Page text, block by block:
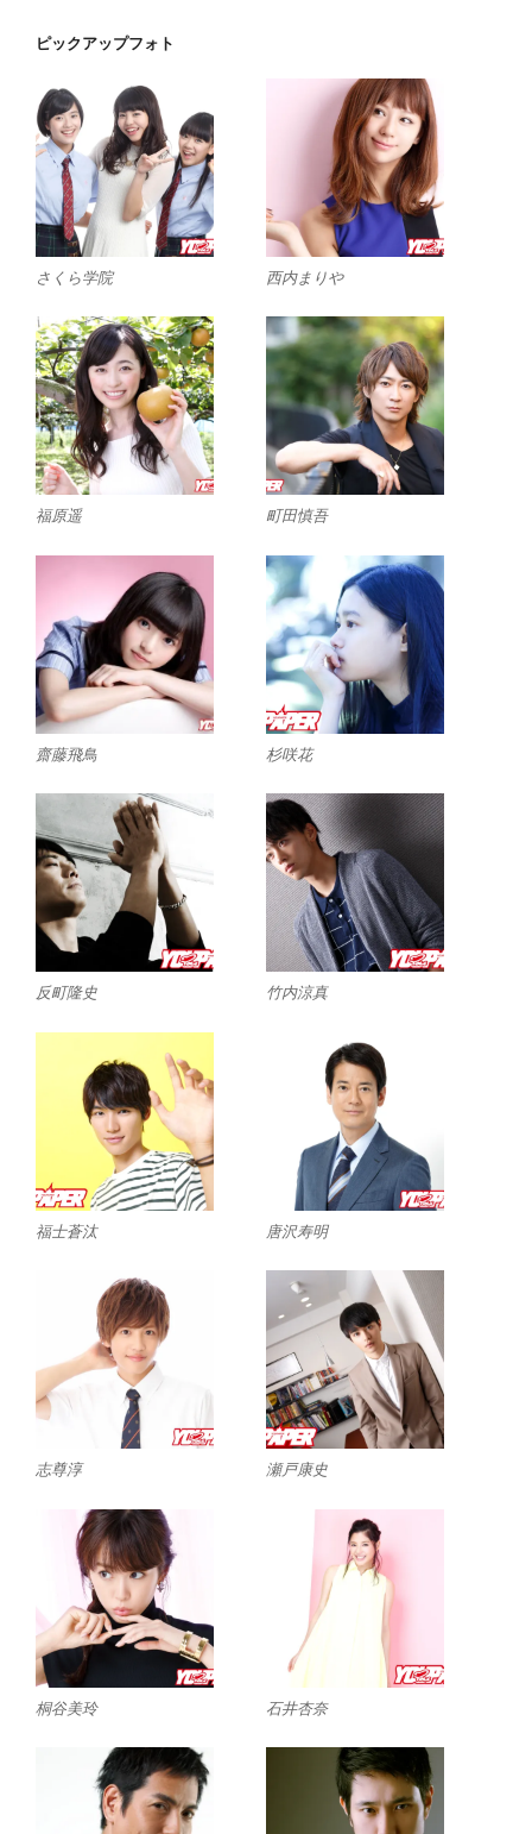
ピックアップフォト
さくら学院 西内まりや
福原遥 町田慎吾
齋藤飛鳥 杉咲花
反町隆史 竹内涼真
福士蒼汰 唐沢寿明
志尊淳 瀬戸康史
桐谷美玲 石井杏奈